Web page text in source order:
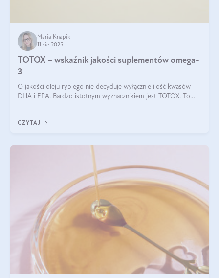
Maria Knapik
11 sie 2025
TOTOX – wskaźnik jakości suplementów omega-
3
O jakości oleju rybiego nie decyduje wyłącznie ilość kwasów
DHA i EPA. Bardzo istotnym wyznacznikiem jest TOTOX. To
CZYTAJ